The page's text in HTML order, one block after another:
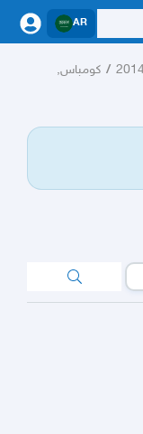
AR
/ كومباس,